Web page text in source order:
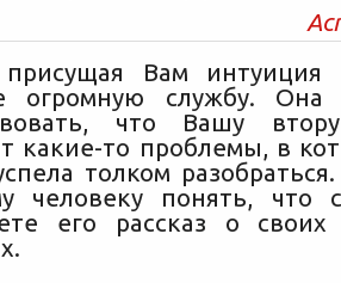
присущая Вам интуиция
огромную службу.
что Вашу
какие-то проблемы, в
толком
человеку понять, что
его рассказ о своих